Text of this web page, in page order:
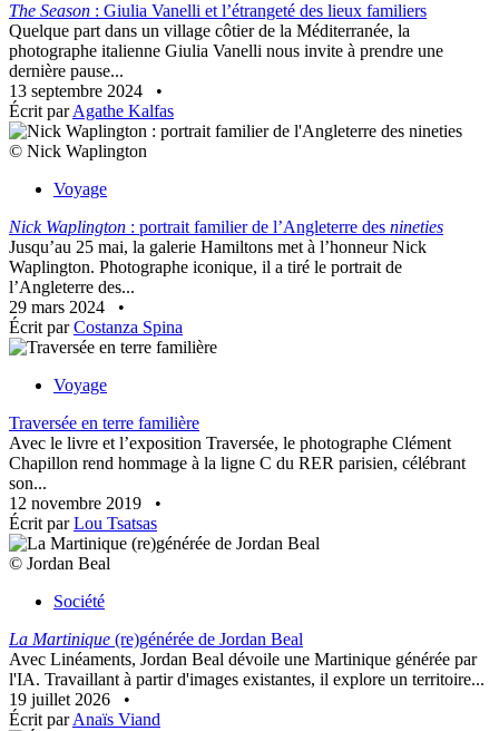
The Season : Giulia Vanelli et l’étrangeté des lieux familiers
Quelque part dans un village côtier de la Méditerranée, la
photographe italienne Giulia Vanelli nous invite à prendre une
dernière pause...
13 septembre 2024
•
Écrit parAgathe Kalfas
© Nick Waplington
Voyage
Nick Waplington : portrait familier de l’Angleterre des nineties
Jusqu’au 25 mai, la galerie Hamiltons met à l’honneur Nick
Waplington. Photographe iconique, il a tiré le portrait de
l’Angleterre des...
29 mars 2024
•
Écrit parCostanza Spina
Voyage
Traversée en terre familière
Avec le livre et l’exposition Traversée, le photographe Clément
Chapillon rend hommage à la ligne C du RER parisien, célébrant
son...
12 novembre 2019
•
Écrit parLou Tsatsas
© Jordan Beal
Société
La Martinique (re)générée de Jordan Beal
Avec Linéaments, Jordan Beal dévoile une Martinique générée par
l'IA. Travaillant à partir d'images existantes, il explore un territoire...
19 juillet 2026
•
Écrit parAnaïs Viand